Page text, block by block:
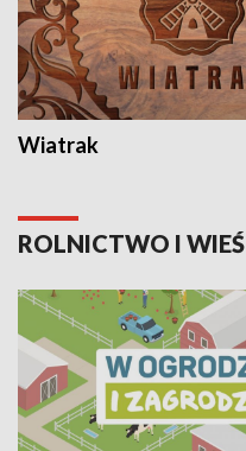
Wiatrak
ROLNICTWO I WIEŚ